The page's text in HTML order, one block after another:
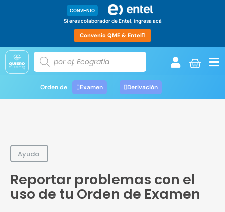
CONVENIO
Si eres colaborador de Entel, ingresa acá
Convenio QME & Entel
Orden de Examen Derivación
Ayuda
Reportar problemas con el
uso de tu Orden de Examen